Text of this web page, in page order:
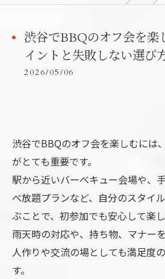
渋谷でBBQのオフ会を楽
イントと失敗しない選び
2026/05/06
渋谷でBBQのオフ会を楽しむには
がとても重要です。
駅から近いバーベキュー会場や、
べ放題プランなど、自分のスタイ
ぶことで、初参加でも安心して楽し
雨天時の対応や、持ち物、マナー
人作りや交流の場としても満足度
す。